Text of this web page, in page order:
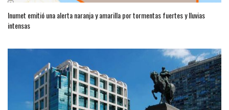
Inumet emitió una alerta naranja y amarilla por tormentas fuertes y lluvias
intensas